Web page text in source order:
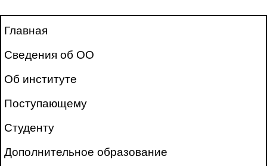
Главная
Сведения об ОО
Об институте
Поступающему
Студенту
Дополнительное образование